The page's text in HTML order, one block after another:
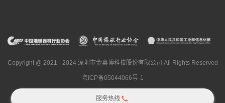
Copyright @ 2021 - 2024 深圳市金奥博科技股份有限公司 All Rights Reserved
粤ICP备05044066号-1
服务热线